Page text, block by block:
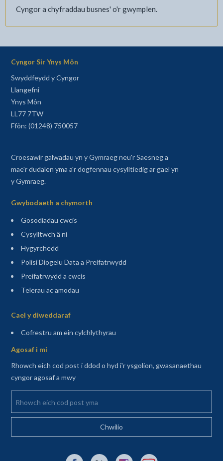
Cyngor a chyfraddau busnes' o'r gwymplen.
Cyngor Sir Ynys Môn
Swyddfeydd y Cyngor
Llangefni
Ynys Môn
LL77 7TW
Ffôn: (01248) 750057
Croesawir galwadau yn y Gymraeg neu'r Saesneg a
mae'r dudalen yma a'r dogfennau cysylltiedig ar gael yn
y Gymraeg.
Gwybodaeth a chymorth
Gosodiadau cwcis
Cysylltwch â ni
Hygyrchedd
Polisi Diogelu Data a Preifatrwydd
Preifatrwydd a cwcis
Telerau ac amodau
Cael y diweddaraf
Cofrestru am ein cylchlythyrau(agor mewn tab newydd)
Agosaf i mi
Rhowch eich cod post i ddod o hyd i'r ysgolion, gwasanaethau
cyngor agosaf a mwy
Rhowch eich cod post yma
Dolen allanol i Facebook yn agor mewn tab newydd
Dolen allanol i X (Twitter) yn agor mewn
Dolen allanol i Instagram yn agor
Dolen allanol i YouTube